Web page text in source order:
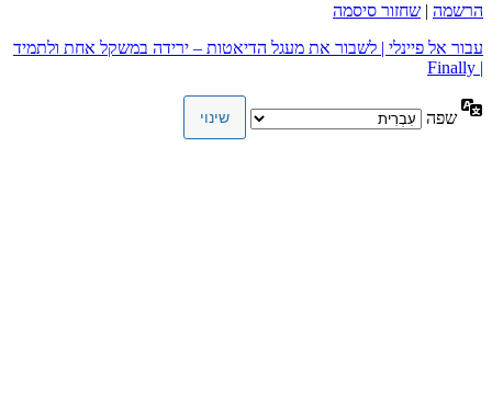
הרשמה | שחזור סיסמה
עבור אל פיינלי | לשבור את מעגל הדיאטות – ירידה במשקל אחת ולתמיד
| Finally
שפה